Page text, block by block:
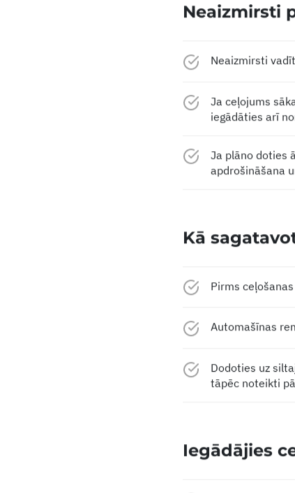
Neaizmirsti
Neaizmirsti
Ja ceļojums
iegādāties arī
Ja plāno doties
apdrošināšana
Kā
Pirms
Automašīnas
Dodoties uz
tāpēc noteikti
Iegādājies